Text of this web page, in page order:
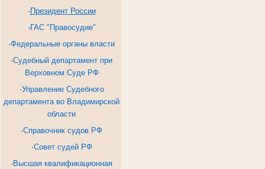
· Президент России
· ГАС "Правосудие"
·Федеральные органы власти
·Судебный департамент при
Верховном Суде РФ
·Управление Судебного
департамента во Владимирской
области
·Справочник судов РФ
·Совет судей РФ
· Высшая квалификационная